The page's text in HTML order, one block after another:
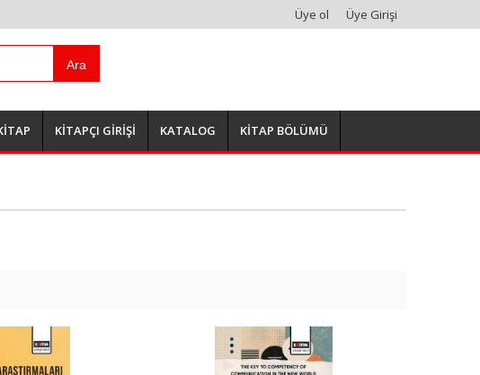
Üye ol Üye Girişi
Ara
KİTAPÇI GİRİŞİ KATALOG KİTAP BÖLÜMÜ